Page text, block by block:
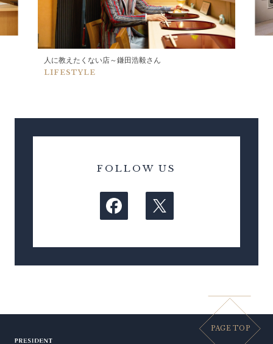
人に教えたくない店～鎌田浩毅さん
LIFESTYLE
FOLLOW US
PAGE TOP